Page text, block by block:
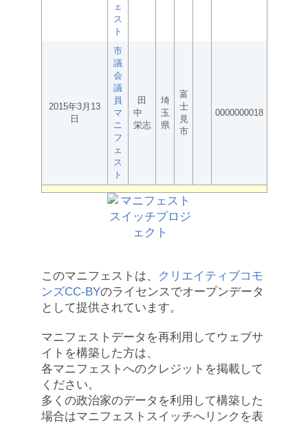
ェ
ス
ト
2015年3月13
日
市
議
会
議
員
マ
ニ
フ
ェ
ス
ト
田
中
栄志
埼
玉
県
富
士
見
市
0000000018
このマニフェストは、
クリエイティブコモ
ンズCC-BYのライセンスでオープンデータ
として提供されています。
マニフェストデータを再利用してウェブサ
イトを構築した方は、
各マニフェストへのクレジットを掲載して
ください。
多くの政治家のデータを利用して構築した
場合はマニフェストスイッチへリンクを表